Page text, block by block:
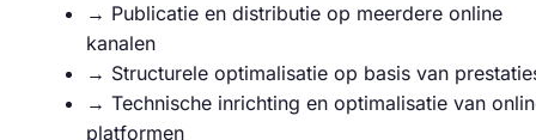
→ Publicatie en distributie op meerdere online
kanalen
→ Structurele optimalisatie op basis van
→ Technische inrichting en optimalisatie van
platformen